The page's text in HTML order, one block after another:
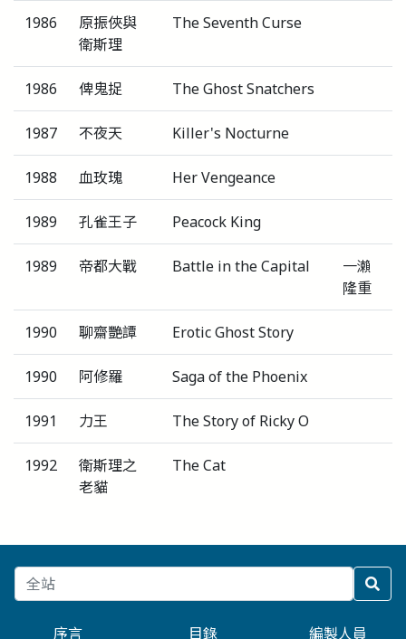
1986
原振俠與
衛斯理
The Seventh Curse
1986 俾鬼捉 The Ghost Snatchers
1987 不夜天 Killer's Nocturne
1988 血玫瑰 Her Vengeance
1989 孔雀王子 Peacock King
1989 帝都大戰 Battle in the Capital
一瀨
隆重
1990 聊齋艷譚 Erotic Ghost Story
1990 阿修羅 Saga of the Phoenix
1991 力王 The Story of Ricky O
1992
衛斯理之
老貓
The Cat
序言 目錄 編製人員